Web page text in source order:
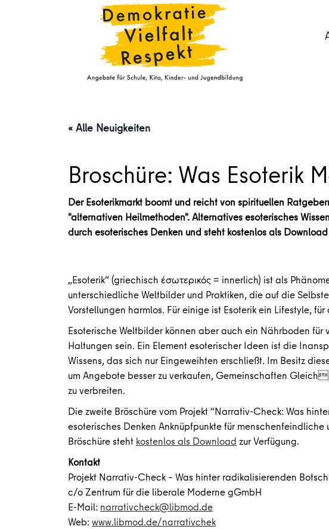
« Alle Neuigkeiten
Broschüre: Was Esoterik
Der Esoterikmarkt boomt und reicht von spirituellen
"alternativen Heilmethoden". Alternatives esoterisches
durch esoterisches Denken und steht kostenlos als
„Esoterik“ (griechisch έσωτερικός = innerlich) ist als
unterschiedliche Weltbilder und Praktiken, die auf die
Vorstellungen harmlos. Für einige ist Esoterik ein Lifestyle,
Esoterische Weltbilder können aber auch ein Nährboden
Haltungen sein. Ein Element esoterischer Ideen ist die
Wissens, das sich nur Eingeweihten erschließt. Im Besitz
um Angebote besser zu verkaufen, Gemeinschaften
zu verbreiten.
Die zweite Bröschüre vom Projekt “Narrativ-Check: Was
esoterisches Denken Anknüpfpunkte für
Bröschüre steht kostenlos als Download zur Verfügung.
Kontakt
Projekt Narrativ-Check – Was hinter radikalisierenden
c/o Zentrum für die liberale Moderne gGmbH
E-Mail: narrativcheck@libmod.de
Web:www.libmod.de/narrativchek